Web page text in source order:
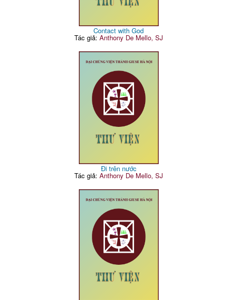
Contact with God
Tác giả: Anthony De Mello, SJ
Đi trên nước
Tác giả: Anthony De Mello, SJ